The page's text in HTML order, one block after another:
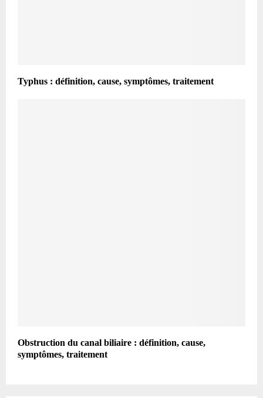
Typhus : définition, cause, symptômes, traitement
Obstruction du canal biliaire : définition, cause,
symptômes, traitement